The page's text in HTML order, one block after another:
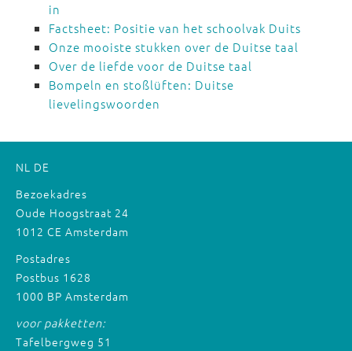
in
Factsheet: Positie van het schoolvak Duits
Onze mooiste stukken over de Duitse taal
Over de liefde voor de Duitse taal
Bompeln en stoßlüften: Duitse
lievelingswoorden
NL DE
Bezoekadres
Oude Hoogstraat 24
1012 CE Amsterdam
Postadres
Postbus 1628
1000 BP Amsterdam
voor pakketten:
Tafelbergweg 51